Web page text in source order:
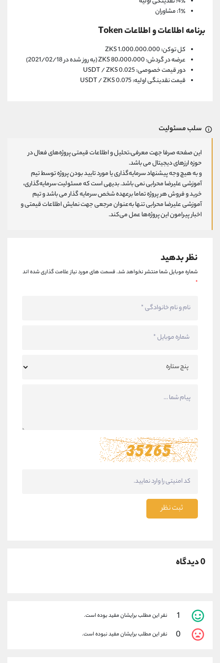
1٪: مشاوران
برنامه اطلاعات و اطلاعات Token
کل توکن: 1.000.000.000 ZKS
عرضه در گردش: 80،000،000 ZKS (به روز شده در 2021/02/18)
دور قیمت خصوصی: 0.025 USDT / ZKS
قیمت نقدینگی اولیه: 0.075 USDT / ZKS
سلب مسئولیت
این صفحه صرفا جهت معرفی،تحلیل و اطلاعات قیمتی پروژه‌های فعال در
حوزه ارزهای دیجیتال می باشد.
و به هیچ وجه پیشنهاد سرمایه‌گذاری یا مورد تایید بودن پروژه توسط تیم
آموزشی علیرضا محرابی نمی باشد. بدیهی است که مسئولیت سرمایه‌گذاری،
خرید و فروش هر پروژه تماما برعهده شخص سرمایه گذار می باشد و تیم
آموزشی علیرضا محرابی تنها به‌عنوان مرجعی جهت نمایش اطلاعات قیمتی و
اخبار پیرامون این پروژه‌‌ها عمل می‌کند.
نظر بدهید
شماره موبایل شما منتشر نخواهد شد.قسمت های مورد نیاز علامت گذاری شده اند
*
ثبت نظر
0 دیدگاه
1 نفر این مطلب برایشان مفید بوده است.
0 نفر این مطلب برایشان مفید نبوده است.